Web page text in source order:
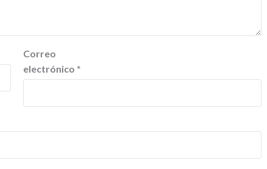
Correo
electrónico *